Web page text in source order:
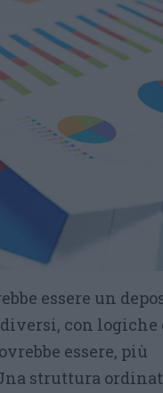
essere un
con logiche
essere, più
struttura